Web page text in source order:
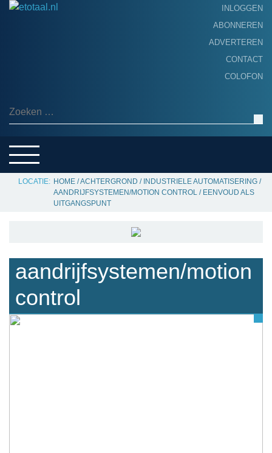
INLOGGEN
ABONNEREN
ADVERTEREN
CONTACT
COLOFON
Zoeken naar:
SERVICE
HOME /ACHTERGROND / INDUSTRIELE AUTOMATISERING /
AANDRIJFSYSTEMEN/MOTION CONTROL / EENVOUD ALS
UITGANGSPUNT
aandrijfsystemen/motion
control